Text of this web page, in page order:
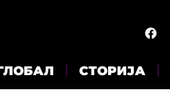
СТОРИЈА